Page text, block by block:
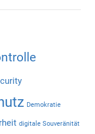
Demokratie
digitale Souveränität